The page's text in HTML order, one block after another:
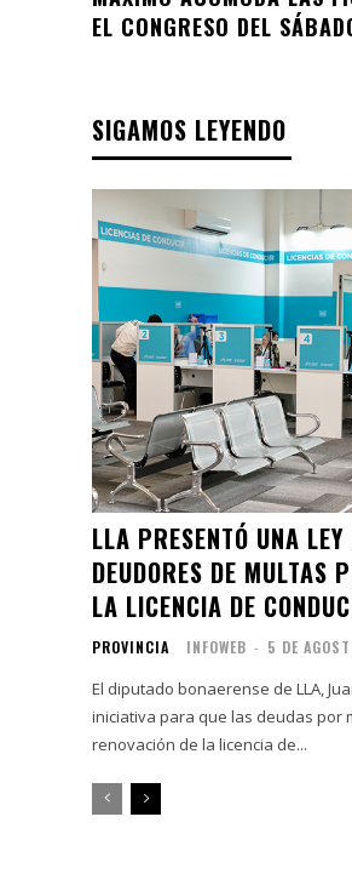
EL CONGRESO DEL
SIGAMOS LEYENDO
LLA PRESENTÓ UNA
DEUDORES DE MULTAS
LA LICENCIA DE
PROVINCIA INFOWEB - 5 DE
El diputado bonaerense de LLA,
iniciativa para que las deudas por
renovación de la licencia de...